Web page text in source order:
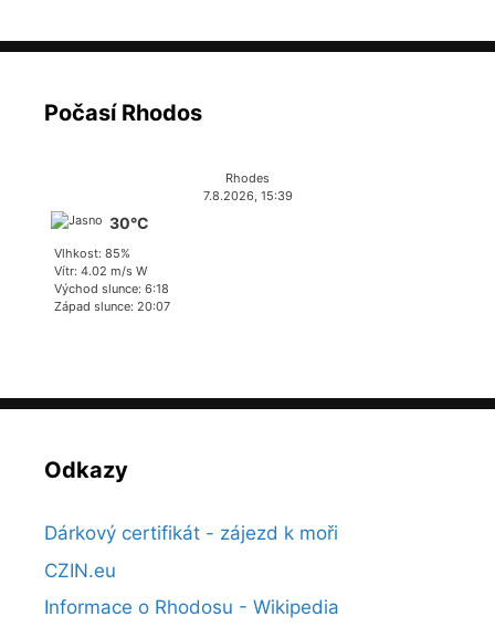
Počasí Rhodos
Rhodes
7.8.2026, 15:39
30°C
Vlhkost: 85%
Vítr: 4.02 m/s W
Východ slunce: 6:18
Západ slunce: 20:07
Odkazy
Dárkový certifikát - zájezd k moři
CZIN.eu
Informace o Rhodosu - Wikipedia